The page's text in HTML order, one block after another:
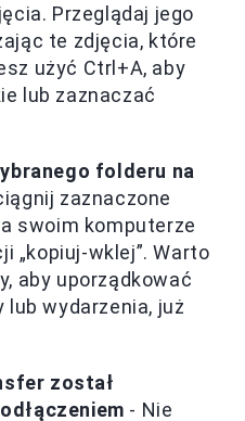
Przeglądaj jego
te zdjęcia, które
użyć Ctrl+A, aby
lub zaznaczać
folderu na
zaznaczone
swoim komputerze
„kopiuj-wklej”. Warto
aby uporządkować
lub wydarzenia, już
został
- Nie